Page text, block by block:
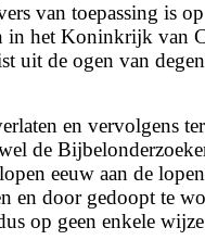
van toepassing is
het Koninkrijk van
uit de ogen van
en vervolgens
de
eeuw aan de
door gedoopt te
op geen enkele